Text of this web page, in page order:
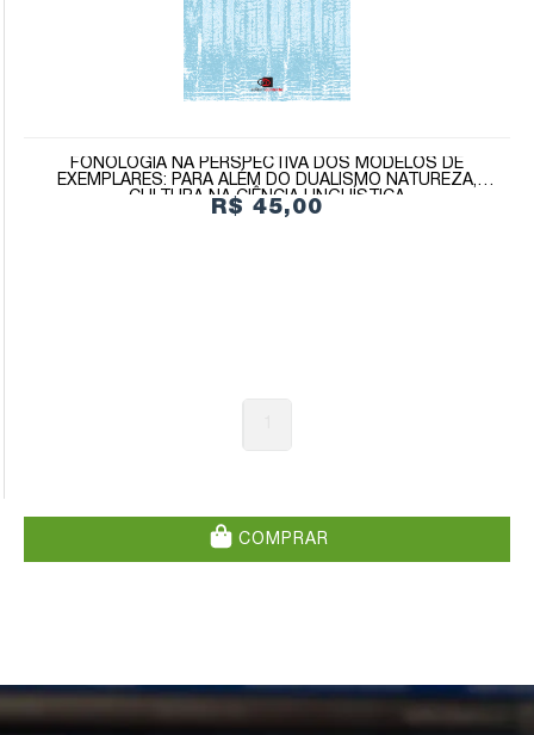
FONOLOGIA NA PERSPECTIVA DOS MODELOS DE
EXEMPLARES: PARA ALÉM DO DUALISMO NATUREZA,
CULTURA NA CIÊNCIA LINGUÍSTICA
R$ 45,00
COMPRAR